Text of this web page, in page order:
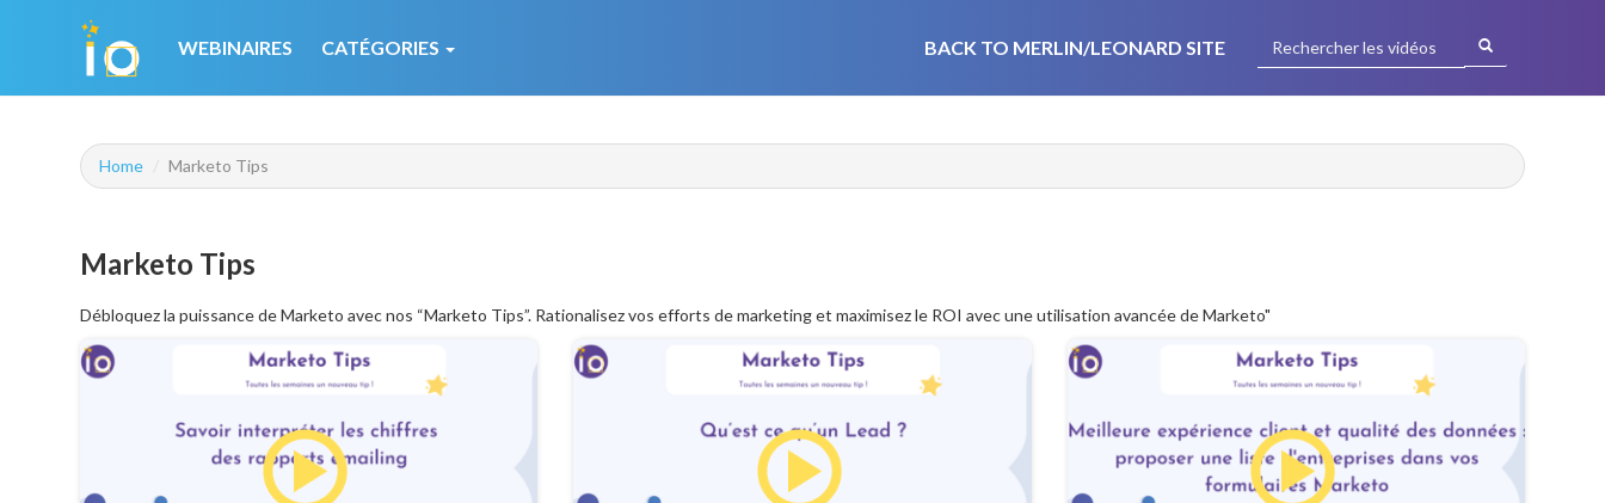
WEBINAIRES CATÉGORIES BACK TO MERLIN/LEONARD SITE
Home Marketo Tips
Marketo Tips
Débloquez la puissance de Marketo avec nos “Marketo Tips”. Rationalisez vos efforts de marketing et maximisez le ROI avec une utilisation avancée de Marketo"